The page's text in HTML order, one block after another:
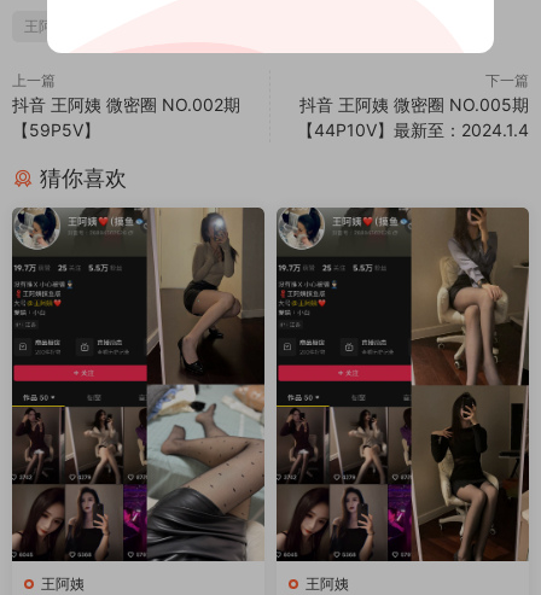
王阿姨
上一篇
抖音 王阿姨 微密圈 NO.002期
【59P5V】
下一篇
抖音 王阿姨 微密圈 NO.005期
【44P10V】最新至：2024.1.4
猜你喜欢
王阿姨 王阿姨